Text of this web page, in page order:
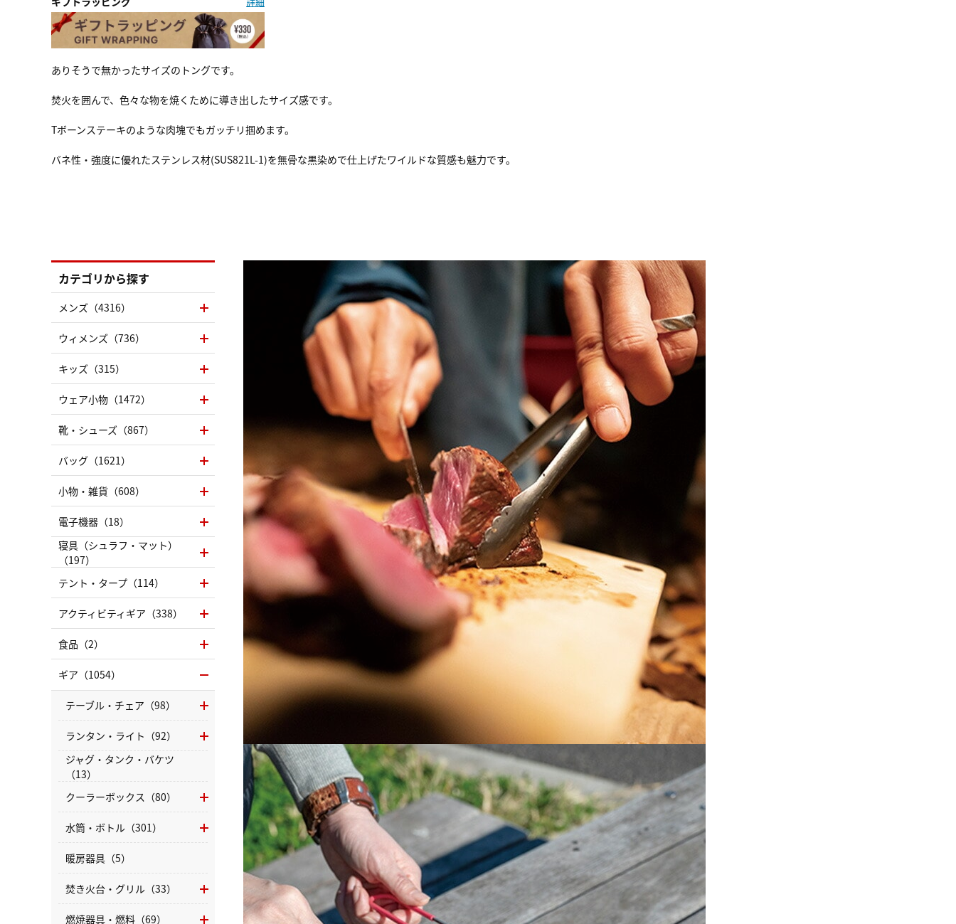
ありそうで無かったサイズのトングです。
焚火を囲んで、色々な物を焼くために導き出したサイズ感です。
Tボーンステーキのような肉塊でもガッチリ掴めます。
バネ性・強度に優れたステンレス材(SUS821L-1)を無骨な黒染めで仕上げたワイルドな質感も魅力です。
カテゴリから探す
メンズ（4316）
ウィメンズ（736）
キッズ（315）
ウェア小物（1472）
靴・シューズ（867）
バッグ（1621）
小物・雑貨（608）
電子機器（18）
寝具（シュラフ・マット）
（197）
テント・タープ（114）
アクティビティギア（338）
食品（2）
ギア（1054）
テーブル・チェア（98）
ランタン・ライト（92）
ジャグ・タンク・バケツ
（13）
クーラーボックス（80）
水筒・ボトル（301）
暖房器具（5）
焚き火台・グリル（33）
燃焼器具・燃料（69）